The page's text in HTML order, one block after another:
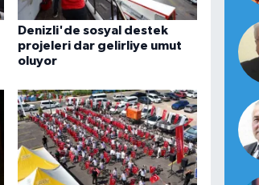
Denizli'de sosyal destek
projeleri dar gelirliye umut
oluyor